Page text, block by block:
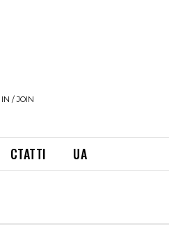
IN / JOIN
СТАТТІ UA